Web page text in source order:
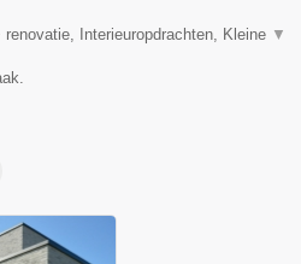
Interieuropdrachten, Kleine ▼